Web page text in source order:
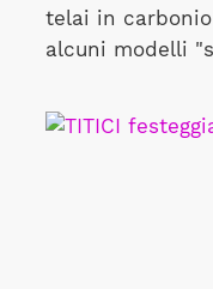
telai in
alcuni modelli